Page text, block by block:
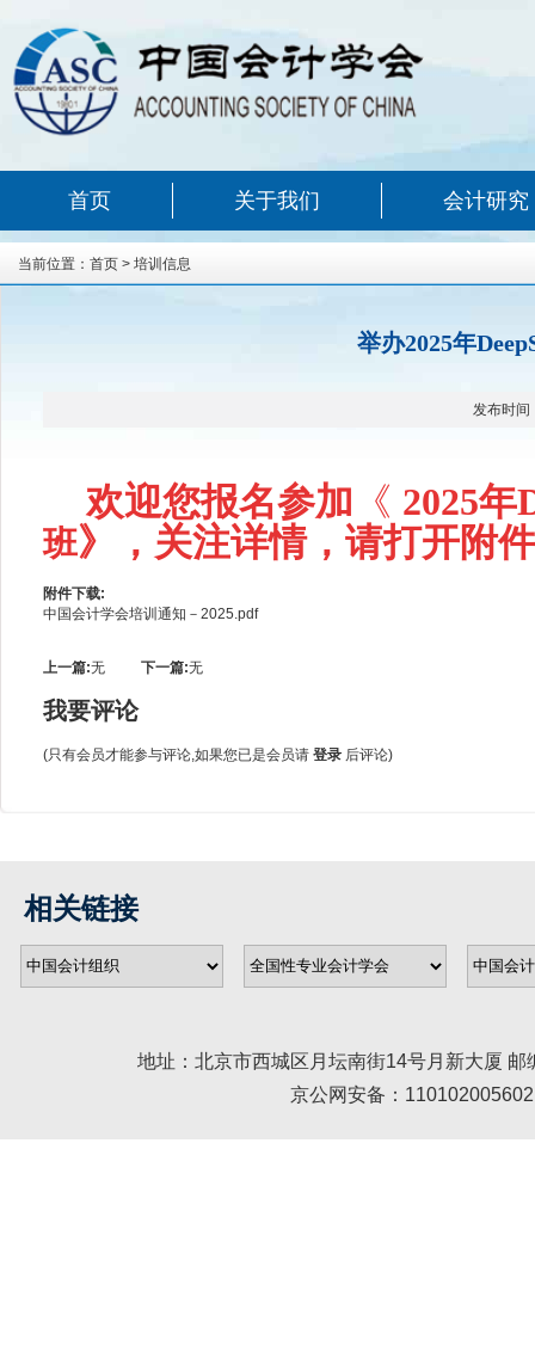
首页 关于我们 会计研究
当前位置： 首页 > 培训信息
举办2025年
发布时间
欢迎您报名参加 《 2025年
班》，关注详情，请打开附
附件下载:
中国会计学会培训通知－2025.pdf
上一篇:无 下一篇:无
我要评论
(只有会员才能参与评论,如果您已是会员请 登录 后评论)
相关链接
地址：北京市西城区月坛南街14号月新大厦
京公网安备：